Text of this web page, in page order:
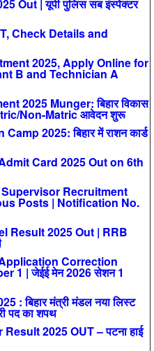
Out | यूपी पुलिस सब इंस्पेक्टर
Check Details and
2025, Apply Online for
B and Technician A
2025 Munger: बिहार विकास
Non-Matric आवेदन शुरू
2025: बिहार में राशन कार्ड
Card 2025 Out on 6th
Recruitment
Posts | Notification No.
Result 2025 Out | RRB
Correction
1 | जेईई मेन 2026 सेशन 1
बिहार मंत्री मंडल नया लिस्ट
पद का शपथ
2025 OUT – पटना हाई